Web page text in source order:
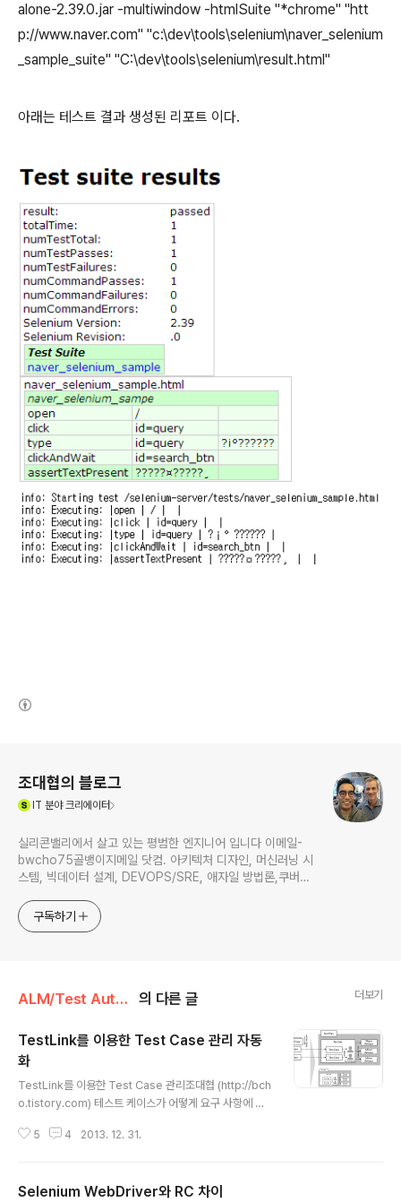
alone-2.39.0.jar -multiwindow -htmlSuite "*chrome" "htt
p://www.naver.com" "c:\dev\tools\selenium\naver_selenium
_sample_suite" "C:\dev\tools\selenium\result.html"
아래는 테스트 결과 생성된 리포트 이다.
조대협의 블로그
IT 분야 크리에이터
실리콘밸리에서 살고 있는 평범한 엔지니어 입니다 이메일-
bwcho75골뱅이지메일 닷컴. 아키텍처 디자인, 머신러닝 시
스템, 빅데이터 설계, DEVOPS/SRE, 애자일 방법론,쿠버네
한 기술 멘토링과 강의 진행합니다. Linkedin :
https://www.linkedin.com/in/terrycho75/
구독하기
ALM/Test Automation 의 다른 글 더보기
TestLink를 이용한 Test Case 관리 자동
화
TestLink를 이용한 Test Case 관리조대협 (http://bch
o.tistory.com) 테스트 케이스가 어떻게 요구 사항에 맵
구 되는 결과 (Expected Result)는 어떻게 되는지, 테스
도구가 필요하다. 대부분 테스트 엔지니어나 개발팀들이
5 4 2013. 12. 31.
Selenium WebDriver와 RC 차이